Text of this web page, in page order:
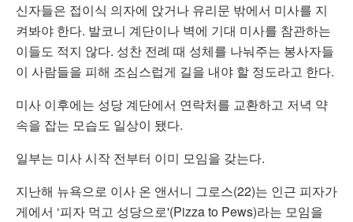
신자들은 접이식 의자에 앉거나 유리문 밖에서 미사를 지
켜봐야 한다. 발코니 계단이나 벽에 기대 미사를 참관하는
이들도 적지 않다. 성찬 전례 때 성체를 나눠주는 봉사자들
이 사람들을 피해 조심스럽게 길을 내야 할 정도라고 한다.
미사 이후에는 성당 계단에서 연락처를 교환하고 저녁 약
속을 잡는 모습도 일상이 됐다.
일부는 미사 시작 전부터 이미 모임을 갖는다.
지난해 뉴욕으로 이사 온 앤서니 그로스(22)는 인근 피자가
게에서 ‘피자 먹고 성당으로'(Pizza to Pews)라는 모임을